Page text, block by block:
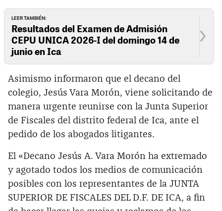
LEER TAMBIÉN:
Resultados del Examen de Admisión
CEPU UNICA 2026-I del domingo 14 de
junio en Ica
Asimismo informaron que el decano del
colegio, Jesús Vara Morón, viene solicitando de
manera urgente reunirse con la Junta Superior
de Fiscales del distrito federal de Ica, ante el
pedido de los abogados litigantes.
El «Decano Jesús A. Vara Morón ha extremado
y agotado todos los medios de comunicación
posibles con los representantes de la JUNTA
SUPERIOR DE FISCALES DEL D.F. DE ICA, a fin